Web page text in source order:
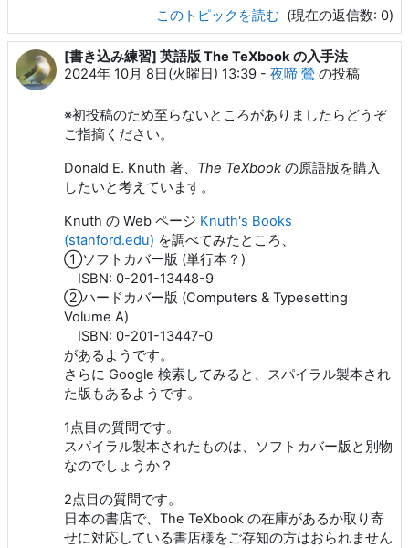
このトピックを読む (現在の返信数: 0)
[書き込み練習] 英語版 The TeXbook の入手法
2024年 10月 8日(火曜日) 13:39 - 夜啼 鶯 の投稿
※初投稿のため至らないところがありましたらどうぞ
ご指摘ください。
Donald E. Knuth 著、 The TeXbook の原語版を購入
したいと考えています。
Knuth の Web ページ Knuth's Books
(stanford.edu) を調べてみたところ、
①ソフトカバー版 (単行本？)
ISBN: 0-201-13448-9
②ハードカバー版 (Computers & Typesetting
Volume A)
ISBN: 0-201-13447-0
があるようです。
さらに Google 検索してみると、スパイラル製本され
た版もあるようです。
1点目の質問です。
スパイラル製本されたものは、ソフトカバー版と別物
なのでしょうか？
2点目の質問です。
日本の書店で、The TeXbook の在庫があるか取り寄
せに対応している書店様をご存知の方はおられません